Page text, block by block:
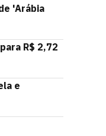
'Arábia
R$ 2,72
e